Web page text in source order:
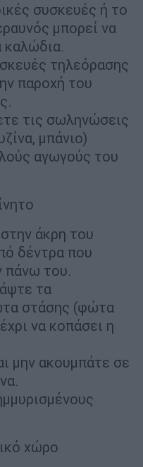
συσκευές ή το
μπορεί να
καλώδια.
τηλεόρασης
παροχή του
τις σωληνώσεις
μπάνιο)
αγωγούς του
άκρη του
δέντρα που
πάνω του.
τα
στάσης (φώτα
να κοπάσει η
μην ακουμπάτε σε
χώρο